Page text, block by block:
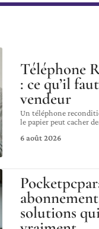
Téléphone
: ce qu’il
vendeur
Un téléphone
le papier peut cacher
6 août 2026
solutions